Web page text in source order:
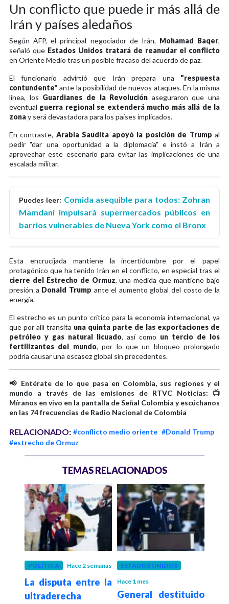
Un conflicto que puede ir más allá de
Irán y países aledaños
Según AFP, el principal negociador de Irán, Mohamad Baqer,
señaló que Estados Unidos tratará de reanudar el conflicto
en Oriente Medio tras un posible fracaso del acuerdo de paz.
El funcionario advirtió que Irán prepara una "respuesta
contundente" ante la posibilidad de nuevos ataques. En la misma
línea, los Guardianes de la Revolución aseguraron que una
eventual guerra regional se extenderá mucho más allá de la
zonay será devastadora para los países implicados.
En contraste, Arabia Saudita apoyó la posición de Trump al
pedir "dar una oportunidad a la diplomacia" e instó a Irán a
aprovechar este escenario para evitar las implicaciones de una
escalada militar.
Puedes leer: Comida asequible para todos: Zohran
Mamdani impulsará supermercados públicos en
barrios vulnerables de Nueva York como el Bronx
Esta encrucijada mantiene la incertidumbre por el papel
protagónico que ha tenido Irán en el conflicto, en especial tras el
cierre del Estrecho de Ormuz, una medida que mantiene bajo
presión a Donald Trump ante el aumento global del costo de la
energía.
El estrecho es un punto crítico para la economía internacional, ya
que por allí transita una quinta parte de las exportaciones de
petróleo y gas natural licuado, así como un tercio de los
fertilizantes del mundo, por lo que un bloqueo prolongado
podría causar una escasez global sin precedentes.
📢 Entérate de lo que pasa en Colombia, sus regiones y el
mundo a través de las emisiones de RTVC Noticias: 📺
Míranos en vivo en la pantalla de Señal Colombia y escúchanos
en las 74 frecuencias de Radio Nacional de Colombia
RELACIONADO: #conflicto medio oriente #Donald Trump
#estrecho de Ormuz
TEMAS RELACIONADOS
POLÍTICA Hace 2 semanas
La disputa entre la
ultraderecha
ESTADOS UNIDOS
Hace 1 mes
General destituido